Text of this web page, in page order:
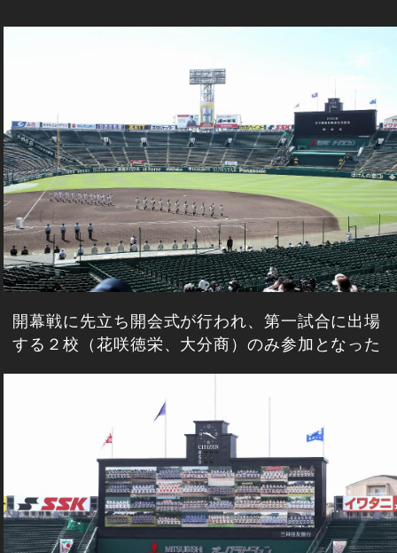
開幕戦に先立ち開会式が行われ、第一試合に出場
する２校（花咲徳栄、大分商）のみ参加となった